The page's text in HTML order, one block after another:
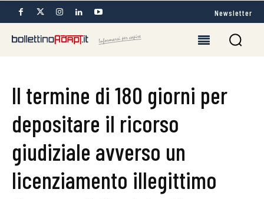
Newsletter
Il termine di 180 giorni per
depositare il ricorso
giudiziale avverso un
licenziamento illegittimo